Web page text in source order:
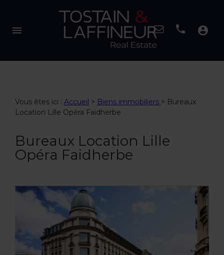
menu account_circle
Vous êtes ici : Accueil > Biens immobiliers > Bureaux
Location Lille Opéra Faidherbe
Bureaux Location Lille
Opéra Faidherbe